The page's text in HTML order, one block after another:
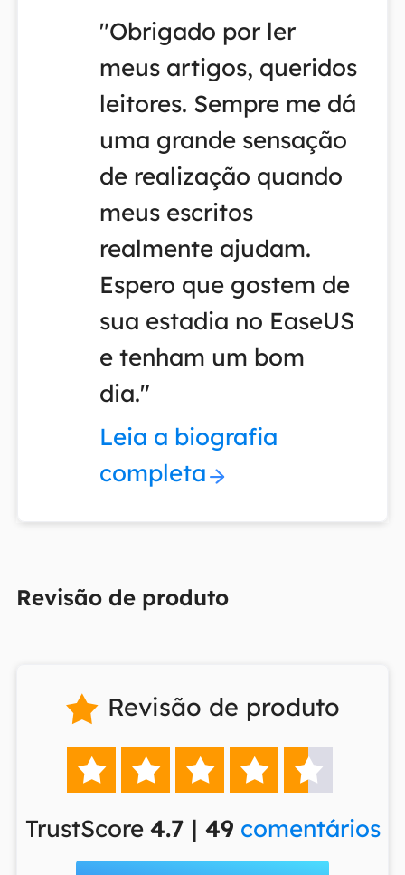
"Obrigado por ler
meus artigos, queridos
leitores. Sempre me dá
uma grande sensação
de realização quando
meus escritos
realmente ajudam.
Espero que gostem de
sua estadia no EaseUS
e tenham um bom
dia."
Leia a biografia
completa
Revisão de produto
 Revisão de produto
    
TrustScore 4.7 | 49 comentários